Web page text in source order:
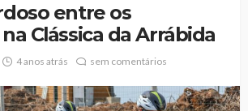
entre os
Clássica da Arrábida
4 anos atrás sem comentários